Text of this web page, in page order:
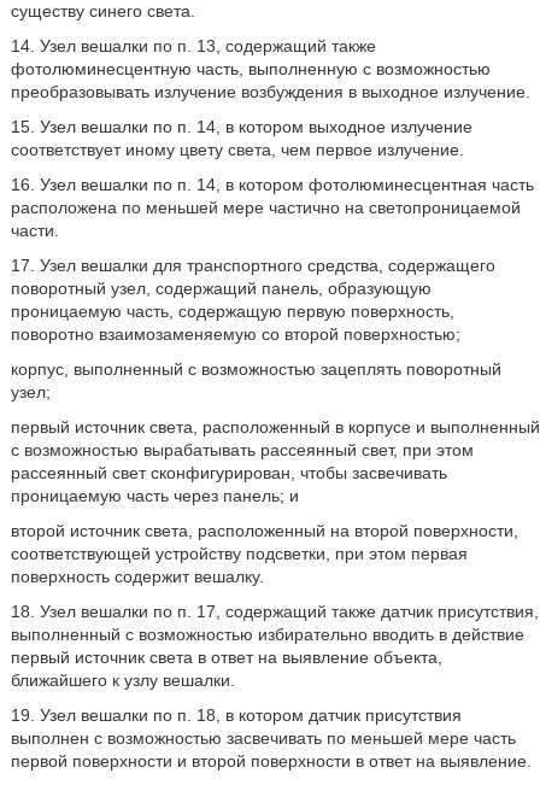
существу синего света.
14. Узел вешалки по п. 13, содержащий также
фотолюминесцентную часть, выполненную с возможностью
преобразовывать излучение возбуждения в выходное излучение.
15. Узел вешалки по п. 14, в котором выходное излучение
соответствует иному цвету света, чем первое излучение.
16. Узел вешалки по п. 14, в котором фотолюминесцентная часть
расположена по меньшей мере частично на светопроницаемой
части.
17. Узел вешалки для транспортного средства, содержащего
поворотный узел, содержащий панель, образующую
проницаемую часть, содержащую первую поверхность,
поворотно взаимозаменяемую со второй поверхностью;
корпус, выполненный с возможностью зацеплять поворотный
узел;
первый источник света, расположенный в корпусе и выполненный
с возможностью вырабатывать рассеянный свет, при этом
рассеянный свет сконфигурирован, чтобы засвечивать
проницаемую часть через панель; и
второй источник света, расположенный на второй поверхности,
соответствующей устройству подсветки, при этом первая
поверхность содержит вешалку.
18. Узел вешалки по п. 17, содержащий также датчик присутствия,
выполненный с возможностью избирательно вводить в действие
первый источник света в ответ на выявление объекта,
ближайшего к узлу вешалки.
19. Узел вешалки по п. 18, в котором датчик присутствия
выполнен с возможностью засвечивать по меньшей мере часть
первой поверхности и второй поверхности в ответ на выявление.